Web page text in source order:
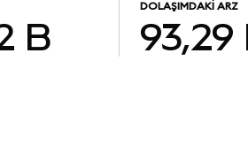
B
DOLAŞIMDAKI ARZ
93,29